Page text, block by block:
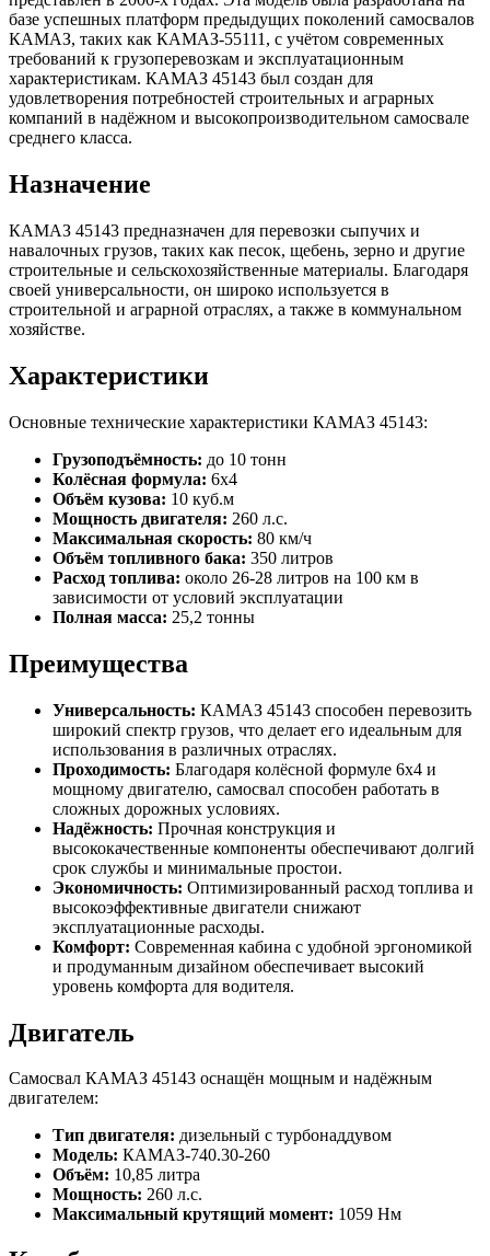
базе успешных платформ предыдущих поколений самосвалов
КАМАЗ, таких как КАМАЗ-55111, с учётом современных
требований к грузоперевозкам и эксплуатационным
характеристикам. КАМАЗ 45143 был создан для
удовлетворения потребностей строительных и аграрных
компаний в надёжном и высокопроизводительном самосвале
среднего класса.
Назначение
КАМАЗ 45143 предназначен для перевозки сыпучих и
навалочных грузов, таких как песок, щебень, зерно и другие
строительные и сельскохозяйственные материалы. Благодаря
своей универсальности, он широко используется в
строительной и аграрной отраслях, а также в коммунальном
хозяйстве.
Характеристики
Основные технические характеристики КАМАЗ 45143:
Грузоподъёмность: до 10 тонн
Колёсная формула: 6х4
Объём кузова: 10 куб.м
Мощность двигателя: 260 л.с.
Максимальная скорость: 80 км/ч
Объём топливного бака: 350 литров
Расход топлива: около 26-28 литров на 100 км в
зависимости от условий эксплуатации
Полная масса: 25,2 тонны
Преимущества
Универсальность: КАМАЗ 45143 способен перевозить
широкий спектр грузов, что делает его идеальным для
использования в различных отраслях.
Проходимость: Благодаря колёсной формуле 6х4 и
мощному двигателю, самосвал способен работать в
сложных дорожных условиях.
Надёжность: Прочная конструкция и
высококачественные компоненты обеспечивают долгий
срок службы и минимальные простои.
Экономичность: Оптимизированный расход топлива и
высокоэффективные двигатели снижают
эксплуатационные расходы.
Комфорт: Современная кабина с удобной эргономикой
и продуманным дизайном обеспечивает высокий
уровень комфорта для водителя.
Двигатель
Самосвал КАМАЗ 45143 оснащён мощным и надёжным
двигателем:
Тип двигателя: дизельный с турбонаддувом
Модель: КАМАЗ-740.30-260
Объём: 10,85 литра
Мощность: 260 л.с.
Максимальный крутящий момент: 1059 Нм